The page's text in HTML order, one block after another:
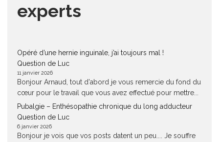
experts
Opéré d’une hernie inguinale, j’ai toujours mal !
Question de Luc
11 janvier 2026
Bonjour Arnaud, tout d'abord je vous remercie du fond du
cœur pour le travail que vous avez effectué pour mettre...
Pubalgie – Enthésopathie chronique du long adducteur
Question de Luc
6 janvier 2026
Bonjour je vois que vos posts datent un peu.... Je souffre